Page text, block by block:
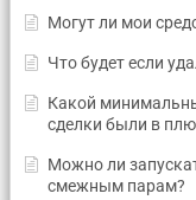
Могут ли мои
Что будет если
Какой
сделки были в
Можно ли
смежным парам?